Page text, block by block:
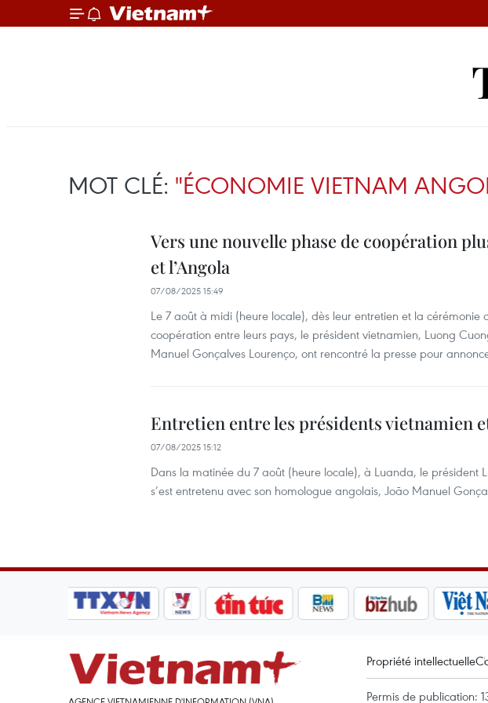
MOT CLÉ: "ÉCONOMIE VIETNAM
Vers une nouvelle phase de coopération
et l’Angola
07/08/2025 15:49
Le 7 août à midi (heure locale), dès leur entretien et la
coopération entre leurs pays, le président vietnamien, Luong
Manuel Gonçalves Lourenço, ont rencontré la presse pour
Entretien entre les présidents vietnamien
07/08/2025 15:12
Dans la matinée du 7 août (heure locale), à Luanda, le président
s’est entretenu avec son homologue angolais, João Manuel
Propriété intellectuelle
Permis de publication: